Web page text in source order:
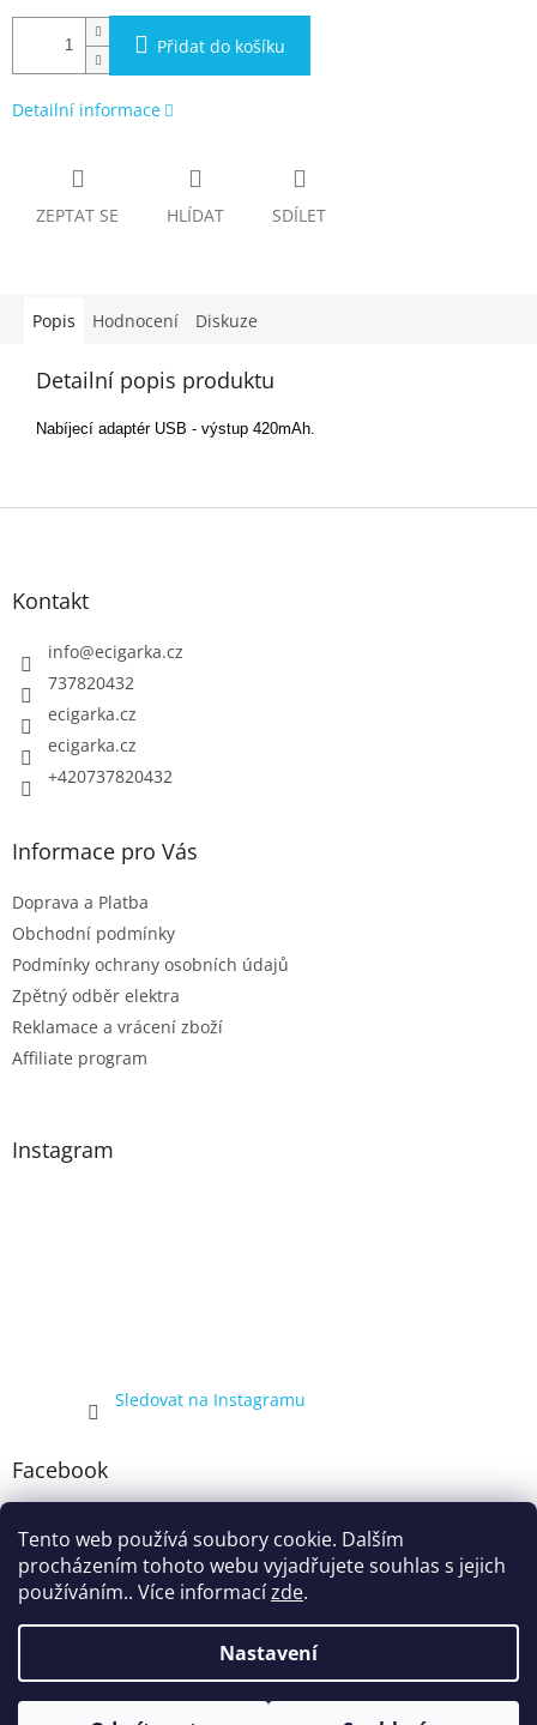
Tento web používá soubory cookie. Dalším
procházením tohoto webu vyjadřujete souhlas s jejich
používáním.. Více informacízde.
Nastavení
Přidat do košíku
Detailní informace
ZEPTAT SE HLÍDAT SDÍLET
Popis Hodnocení Diskuze
Detailní popis produktu
Nabíjecí adaptér USB - výstup 420mAh.
Kontakt
info@ecigarka.cz
737820432
ecigarka.cz
ecigarka.cz
+420737820432
Informace pro Vás
Doprava a Platba
Obchodní podmínky
Podmínky ochrany osobních údajů
Zpětný odběr elektra
Reklamace a vrácení zboží
Affiliate program
Instagram
Sledovat na Instagramu
Facebook
Vytvořil Shoptet